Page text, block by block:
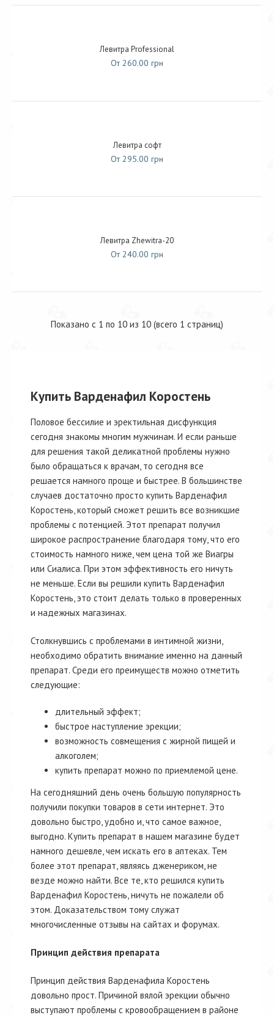
Левитра Professional
От 260.00 грн
Левитра софт
От 295.00 грн
Левитра Zhewitra-20
От 240.00 грн
Показано с 1 по 10 из 10 (всего 1 страниц)
Купить Варденафил Коростень
Половое бессилие и эректильная дисфункция
сегодня знакомы многим мужчинам. И если раньше
для решения такой деликатной проблемы нужно
было обращаться к врачам, то сегодня все
решается намного проще и быстрее. В большинстве
случаев достаточно просто купить Варденафил
Коростень, который сможет решить все возникшие
проблемы с потенцией. Этот препарат получил
широкое распространение благодаря тому, что его
стоимость намного ниже, чем цена той же Виагры
или Сиалиса. При этом эффективность его ничуть
не меньше. Если вы решили купить Варденафил
Коростень, это стоит делать только в проверенных
и надежных магазинах.
Столкнувшись с проблемами в интимной жизни,
необходимо обратить внимание именно на данный
препарат. Среди его преимуществ можно отметить
следующие:
длительный эффект;
быстрое наступление эрекции;
возможность совмещения с жирной пищей и
алкоголем;
купить препарат можно по приемлемой цене.
На сегодняшний день очень большую популярность
получили покупки товаров в сети интернет. Это
довольно быстро, удобно и, что самое важное,
выгодно. Купить препарат в нашем магазине будет
намного дешевле, чем искать его в аптеках. Тем
более этот препарат, являясь дженериком, не
везде можно найти. Все те, кто решился купить
Варденафил Коростень, ничуть не пожалели об
этом. Доказательством тому служат
многочисленные отзывы на сайтах и форумах.
Принцип действия препарата
Принцип действия Варденафила Коростень
довольно прост. Причиной вялой эрекции обычно
выступают проблемы с кровообращением в районе